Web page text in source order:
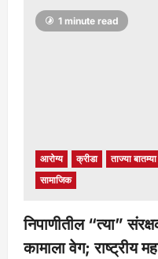
1 minute read
आरोग्य क्रीडा ताज्या बातम्या
सामाजिक
निपाणीतील “त्या”
कामाला वेग; राष्ट्रीय